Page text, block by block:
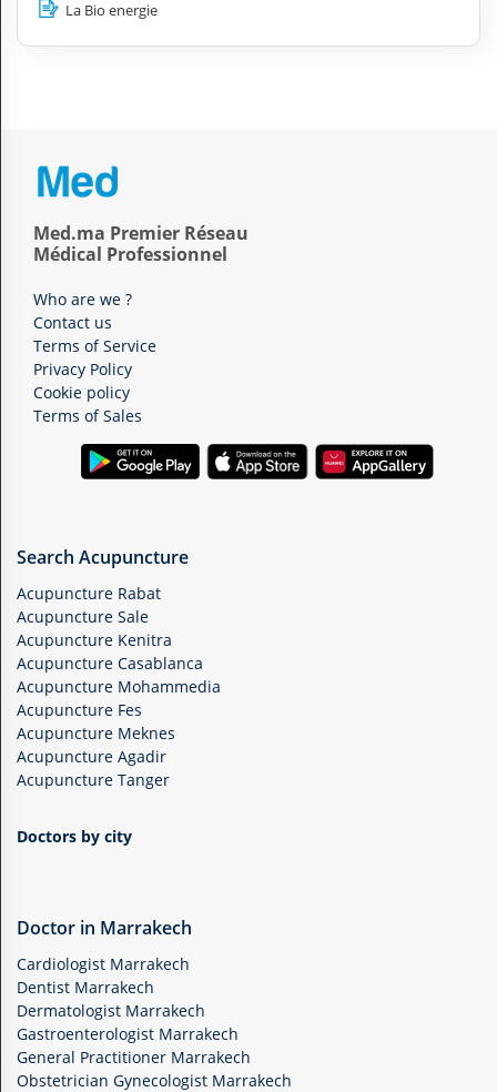
La Bio energie
Med.ma Premier Réseau
Médical Professionnel
Who are we ?
Contact us
Terms of Service
Privacy Policy
Cookie policy
Terms of Sales
Search Acupuncture
Acupuncture Rabat
Acupuncture Sale
Acupuncture Kenitra
Acupuncture Casablanca
Acupuncture Mohammedia
Acupuncture Fes
Acupuncture Meknes
Acupuncture Agadir
Acupuncture Tanger
Doctors by city
Doctor in Marrakech
Cardiologist Marrakech
Dentist Marrakech
Dermatologist Marrakech
Gastroenterologist Marrakech
General Practitioner Marrakech
Obstetrician Gynecologist Marrakech